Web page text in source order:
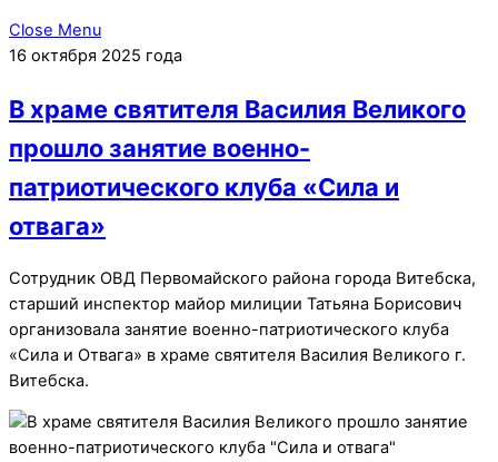
Close Menu
16 октября 2025 года
В храме святителя Василия Великого
прошло занятие военно-
патриотического клуба «Сила и
отвага»
Сотрудник ОВД Первомайского района города Витебска,
старший инспектор майор милиции Татьяна Борисович
организовала занятие военно-патриотического клуба
«Сила и Отвага» в храме святителя Василия Великого г.
Витебска.